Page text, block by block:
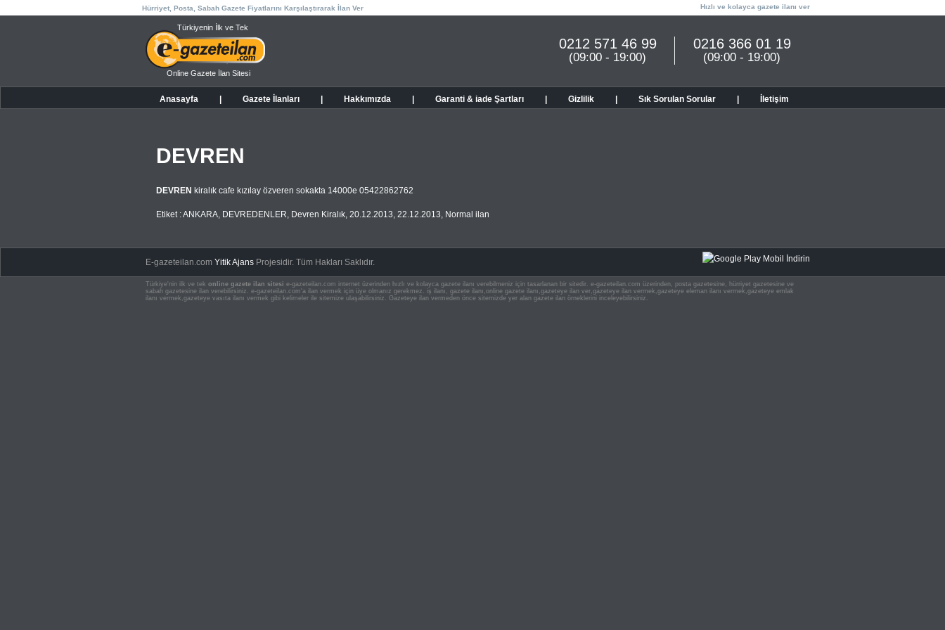
Hürriyet, Posta, Sabah Gazete Fiyatlarını Karşılaştırarak İlan Ver Hızlı ve kolayca gazete ilanı ver
Türkiyenin İlk ve Tek
Online Gazete İlan Sitesi
0216 366 01 19
(09:00 - 19:00)
0212 571 46 99
(09:00 - 19:00)
Anasayfa Gazete İlanları Hakkımızda Garanti & iade Şartları Gizlilik Sık Sorulan Sorular İletişim
DEVREN
DEVREN kiralık cafe kızılay özveren sokakta 14000e 05422862762
Etiket :ANKARA, DEVREDENLER, Devren Kiralık, 20.12.2013, 22.12.2013, Normal ilan
E-gazeteilan.comYitik Ajans Projesidir.Tüm Hakları Saklıdır.
Türkiye'nin ilk ve tek online gazete ilan sitesi e-gazeteilan.com internet üzerinden hızlı ve kolayca gazete ilanı verebilmeniz için tasarlanan bir sitedir. e-gazeteilan.com üzerinden, posta gazetesine, hürriyet gazetesine ve
sabah gazetesine ilan verebilirsiniz. e-gazeteilan.com'a ilan vermek için üye olmanız gerekmez. iş ilanı, gazete ilanı,online gazete ilanı,gazeteye ilan ver,gazeteye ilan vermek,gazeteye eleman ilanı vermek,gazeteye emlak
ilanı vermek,gazeteye vasıta ilanı vermek gibi kelimeler ile sitemize ulaşabilirsiniz. Gazeteye ilan vermeden önce sitemizde yer alan gazete ilan örneklerini inceleyebilirsiniz.